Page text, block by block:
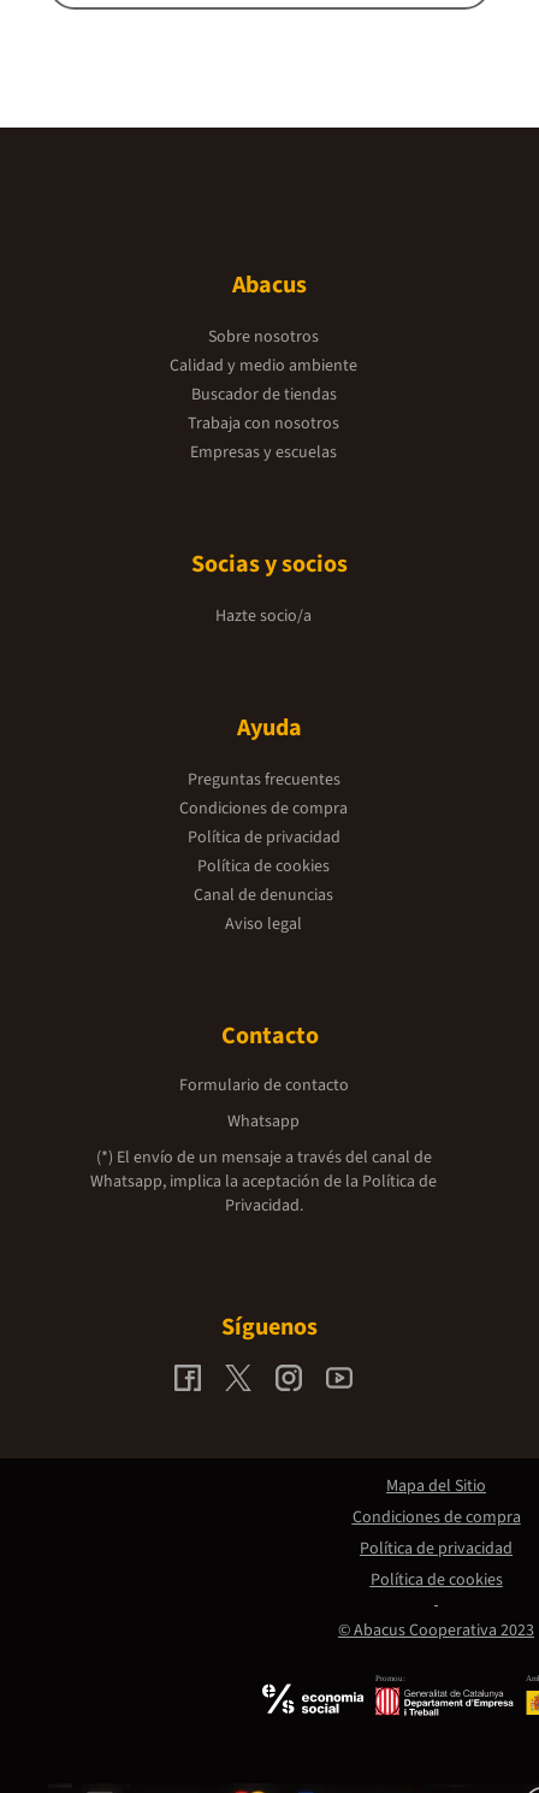
Abacus
Sobre nosotros
Calidad y medio ambiente
Buscador de tiendas
Trabaja con nosotros
Empresas y escuelas
Socias y socios
Hazte socio/a
Ayuda
Preguntas frecuentes
Condiciones de compra
Política de privacidad
Política de cookies
Canal de denuncias
Aviso legal
Contacto
Formulario de contacto
Whatsapp
(*) El envío de un mensaje a través del canal de
Whatsapp, implica la aceptación de la Política de
Privacidad.
Síguenos
Promou:
© Abacus Cooperativa 2023
Mapa del Sitio
Condiciones de compra
Política de privacidad
Política de cookies